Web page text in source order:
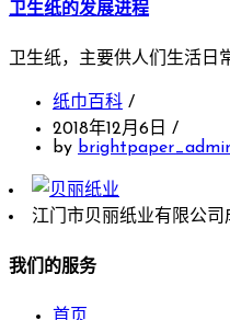
卫生纸的发展进程
卫生纸，主要供人们生活
纸巾百科 /
2018年12月6日 /
by
江门市贝丽纸业有限公司
我们的服务